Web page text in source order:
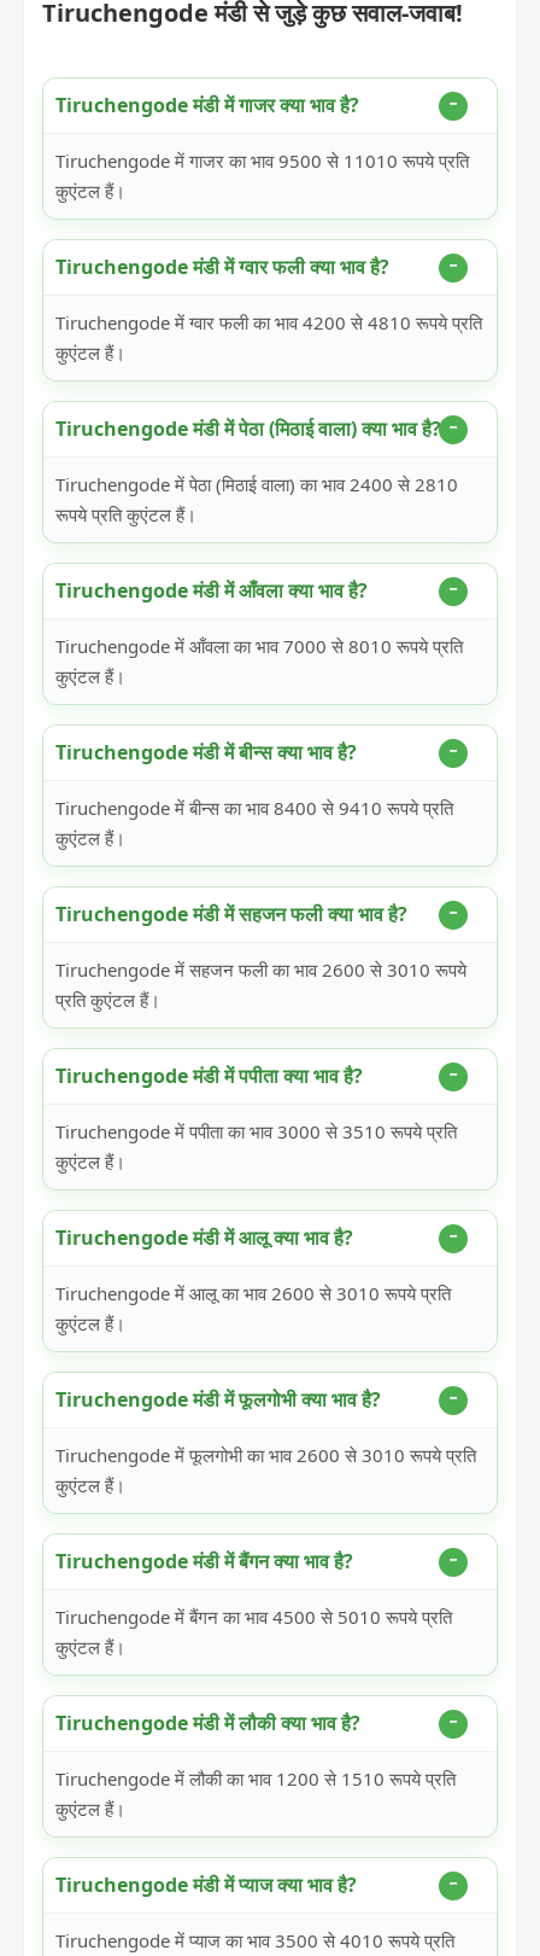
Tiruchengode मंडी से जुड़े कुछ सवाल-जवाब!
Tiruchengode मंडी में गाजर क्या भाव है?
Tiruchengode में गाजर का भाव 9500 से 11010 रूपये प्रति
कुएंटल हैं।
Tiruchengode मंडी में ग्वार फली क्या भाव है?
Tiruchengode में ग्वार फली का भाव 4200 से 4810 रूपये प्रति
कुएंटल हैं।
Tiruchengode मंडी में पेठा (मिठाई वाला) क्या भाव है?
Tiruchengode में पेठा (मिठाई वाला) का भाव 2400 से 2810
रूपये प्रति कुएंटल हैं।
Tiruchengode मंडी में आँवला क्या भाव है?
Tiruchengode में आँवला का भाव 7000 से 8010 रूपये प्रति
कुएंटल हैं।
Tiruchengode मंडी में बीन्स क्या भाव है?
Tiruchengode में बीन्स का भाव 8400 से 9410 रूपये प्रति
कुएंटल हैं।
Tiruchengode मंडी में सहजन फली क्या भाव है?
Tiruchengode में सहजन फली का भाव 2600 से 3010 रूपये
प्रति कुएंटल हैं।
Tiruchengode मंडी में पपीता क्या भाव है?
Tiruchengode में पपीता का भाव 3000 से 3510 रूपये प्रति
कुएंटल हैं।
Tiruchengode मंडी में आलू क्या भाव है?
Tiruchengode में आलू का भाव 2600 से 3010 रूपये प्रति
कुएंटल हैं।
Tiruchengode मंडी में फूलगोभी क्या भाव है?
Tiruchengode में फूलगोभी का भाव 2600 से 3010 रूपये प्रति
कुएंटल हैं।
Tiruchengode मंडी में बैंगन क्या भाव है?
Tiruchengode में बैंगन का भाव 4500 से 5010 रूपये प्रति
कुएंटल हैं।
Tiruchengode मंडी में लौकी क्या भाव है?
Tiruchengode में लौकी का भाव 1200 से 1510 रूपये प्रति
कुएंटल हैं।
Tiruchengode मंडी में प्याज क्या भाव है?
Tiruchengode में प्याज का भाव 3500 से 4010 रूपये प्रति